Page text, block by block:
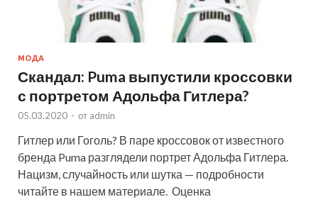
МОДА
Скандал: Puma выпустили кроссовки
с портретом Адольфа Гитлера?
05.03.2020 - от admin
Гитлер или Гоголь? В паре кроссовок от известного
бренда Puma разглядели портрет Адольфа Гитлера.
Нацизм, случайность или шутка — подробности
читайте в нашем материале. Оценка